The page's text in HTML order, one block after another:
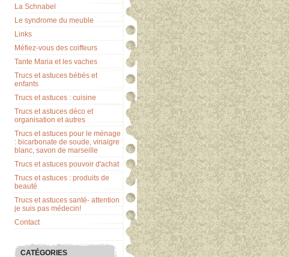
La Schnabel
Le syndrome du meuble
Links
Méfiez-vous des coiffeurs
Tante Maria et les vaches
Trucs et astuces bébés et
enfants
Trucs et astuces : cuisine
Trucs et astuces déco et
organisation et autres
Trucs et astuces pour le ménage
: bicarbonate de soude, vinaigre
blanc, savon de marseille
Trucs et astuces pouvoir d'achat
Trucs et astuces : produits de
beauté
Trucs et astuces santé- attention
je suis pas médecin!
Contact
CATÉGORIES